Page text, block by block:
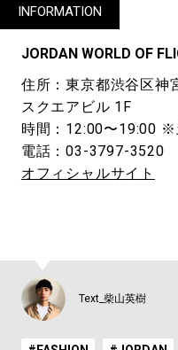
INFORMATION
JORDAN WORLD OF
住所：東京都渋谷区神
スクエアビル 1F
時間：12:00〜19:00
電話：03-3797-3520
オフィシャルサイト
Text_柴山英樹